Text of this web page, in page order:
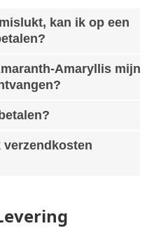
kan ik op een
Amaryllis mijn
verzendkosten